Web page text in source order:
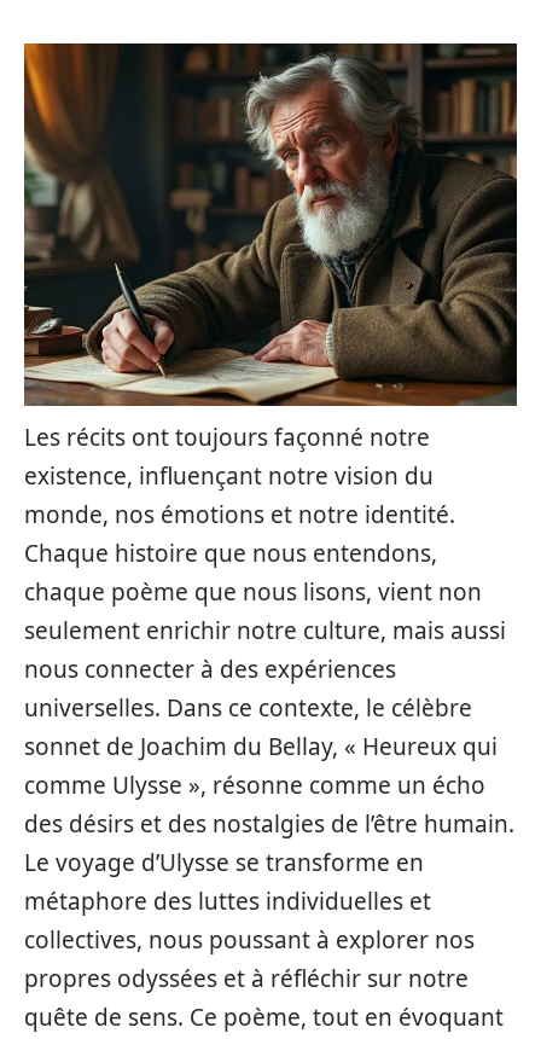
Les récits ont toujours façonné notre
existence, influençant notre vision du
monde, nos émotions et notre identité.
Chaque histoire que nous entendons,
chaque poème que nous lisons, vient non
seulement enrichir notre culture, mais aussi
nous connecter à des expériences
universelles. Dans ce contexte, le célèbre
sonnet de Joachim du Bellay, « Heureux qui
comme Ulysse », résonne comme un écho
des désirs et des nostalgies de l’être humain.
Le voyage d’Ulysse se transforme en
métaphore des luttes individuelles et
collectives, nous poussant à explorer nos
propres odyssées et à réfléchir sur notre
quête de sens. Ce poème, tout en évoquant